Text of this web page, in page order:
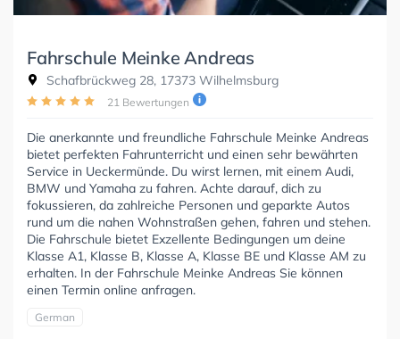
Fahrschule Meinke Andreas
Schafbrückweg 28, 17373 Wilhelmsburg
21 Bewertungen
Die anerkannte und freundliche Fahrschule Meinke Andreas
bietet perfekten Fahrunterricht und einen sehr bewährten
Service in Ueckermünde. Du wirst lernen, mit einem Audi,
BMW und Yamaha zu fahren. Achte darauf, dich zu
fokussieren, da zahlreiche Personen und geparkte Autos
rund um die nahen Wohnstraßen gehen, fahren und stehen.
Die Fahrschule bietet Exzellente Bedingungen um deine
Klasse A1, Klasse B, Klasse A, Klasse BE und Klasse AM zu
erhalten. In der Fahrschule Meinke Andreas Sie können
einen Termin online anfragen.
German